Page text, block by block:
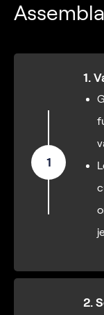
1
1.
2.